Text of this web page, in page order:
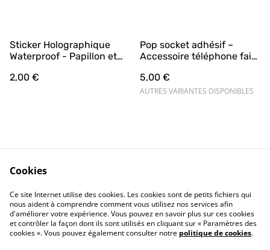
Sticker Holographique
Waterproof - Papillon et
2,00 €
Pop socket adhésif –
Accessoire téléphone fait
Witchy Woman, Take Care
of Your Mind)
5,00 €
AUTRES VARIANTES DISPONIBLES
Contact Us
Legal Terms
Privacy Policy
Cookie Policy
Cookies
Ce site Internet utilise des cookies. Les cookies sont de petits fichiers qui
nous aident à comprendre comment vous utilisez nos services afin
d'améliorer votre expérience. Vous pouvez en savoir plus sur ces cookies
et contrôler la façon dont ils sont utilisés en cliquant sur « Paramètres des
cookies ». Vous pouvez également consulter notre politique de cookies.